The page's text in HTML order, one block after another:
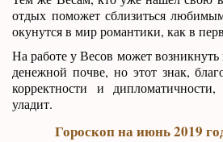
отдых поможет сблизиться
окунутся в мир романтики, как в
На работе у Весов может возникнуть
денежной почве, но этот знак,
корректности и
уладит.
Гороскоп на июнь 2019